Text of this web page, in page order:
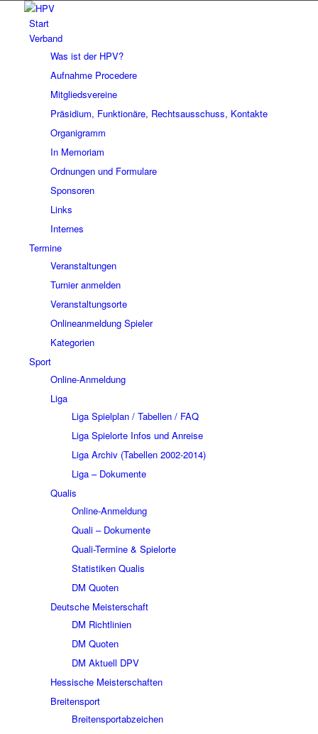
Start
Verband
Was ist der HPV?
Aufnahme Procedere
Mitgliedsvereine
Präsidium, Funktionäre, Rechtsausschuss, Kontakte
Organigramm
In Memoriam
Ordnungen und Formulare
Sponsoren
Links
Internes
Termine
Veranstaltungen
Turnier anmelden
Veranstaltungsorte
Onlineanmeldung Spieler
Kategorien
Sport
Online-Anmeldung
Liga
Liga Spielplan / Tabellen / FAQ
Liga Spielorte Infos und Anreise
Liga Archiv (Tabellen 2002-2014)
Liga – Dokumente
Qualis
Online-Anmeldung
Quali – Dokumente
Quali-Termine & Spielorte
Statistiken Qualis
DM Quoten
Deutsche Meisterschaft
DM Richtlinien
DM Quoten
DM Aktuell DPV
Hessische Meisterschaften
Breitensport
Breitensportabzeichen